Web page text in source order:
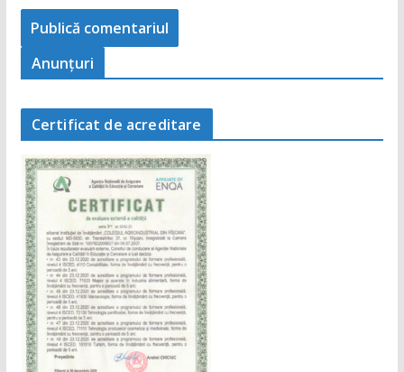
Anunţuri
Certificat de acreditare